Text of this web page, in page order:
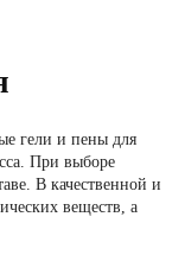
гели и пены для
При выборе
В качественной и
веществ, а